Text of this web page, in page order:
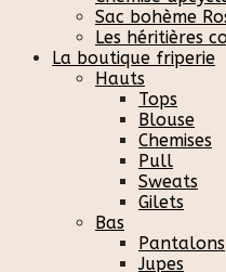
Sac bohème
Les héritières
La boutique friperie
Hauts
Tops
Blouse
Chemises
Pull
Sweats
Gilets
Bas
Pantalons
Jupes